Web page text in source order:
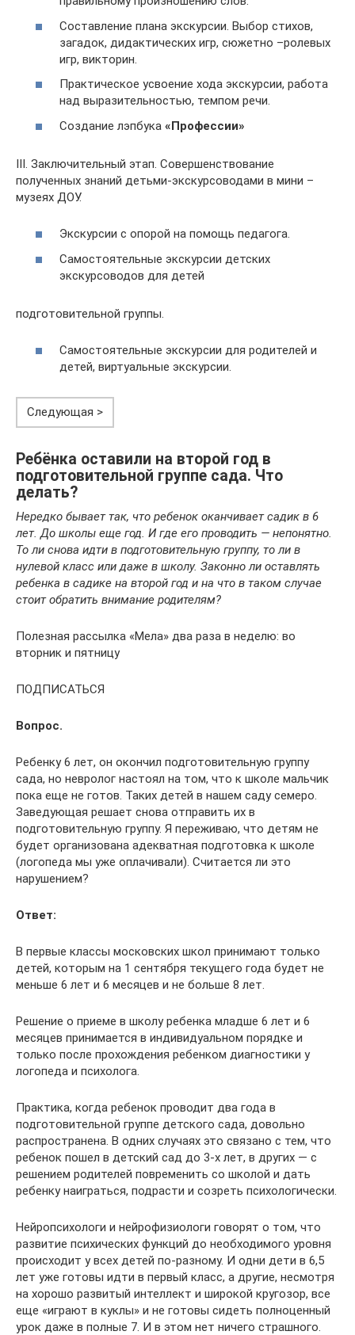
Составление плана экскурсии. Выбор стихов,
загадок, дидактических игр, сюжетно –ролевых
игр, викторин.
Практическое усвоение хода экскурсии, работа
над выразительностью, темпом речи.
Создание лэпбука «Профессии»
III. Заключительный этап. Совершенствование
полученных знаний детьми-экскурсоводами в мини –
музеях ДОУ.
Экскурсии с опорой на помощь педагога.
Самостоятельные экскурсии детских
экскурсоводов для детей
подготовительной группы.
Самостоятельные экскурсии для родителей и
детей, виртуальные экскурсии.
Следующая >
Ребёнка оставили на второй год в
подготовительной группе сада. Что
делать?
Нередко бывает так, что ребенок оканчивает садик в 6
лет. До школы еще год. И где его проводить — непонятно.
То ли снова идти в подготовительную группу, то ли в
нулевой класс или даже в школу. Законно ли оставлять
ребенка в садике на второй год и на что в таком случае
стоит обратить внимание родителям?
Полезная рассылка «Мела» два раза в неделю: во
вторник и пятницу
ПОДПИСАТЬСЯ
Вопрос.
Ребенку 6 лет, он окончил подготовительную группу
сада, но невролог настоял на том, что к школе мальчик
пока еще не готов. Таких детей в нашем саду семеро.
Заведующая решает снова отправить их в
подготовительную группу. Я переживаю, что детям не
будет организована адекватная подготовка к школе
(логопеда мы уже оплачивали). Считается ли это
нарушением?
Ответ:
В первые классы московских школ принимают только
детей, которым на 1 сентября текущего года будет не
меньше 6 лет и 6 месяцев и не больше 8 лет.
Решение о приеме в школу ребенка младше 6 лет и 6
месяцев принимается в индивидуальном порядке и
только после прохождения ребенком диагностики у
логопеда и психолога.
Практика, когда ребенок проводит два года в
подготовительной группе детского сада, довольно
распространена. В одних случаях это связано с тем, что
ребенок пошел в детский сад до 3-х лет, в других — с
решением родителей повременить со школой и дать
ребенку наиграться, подрасти и созреть психологически.
Нейропсихологи и нейрофизиологи говорят о том, что
развитие психических функций до необходимого уровня
происходит у всех детей по-разному. И одни дети в 6,5
лет уже готовы идти в первый класс, а другие, несмотря
на хорошо развитый интеллект и широкой кругозор, все
еще «играют в куклы» и не готовы сидеть полноценный
урок даже в полные 7. И в этом нет ничего страшного.